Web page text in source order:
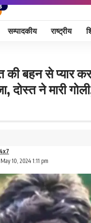
सम्पादकीय राष्ट्रीय
की बहन से प्यार
दोस्त ने मारी
10, 2024 1:11 pm